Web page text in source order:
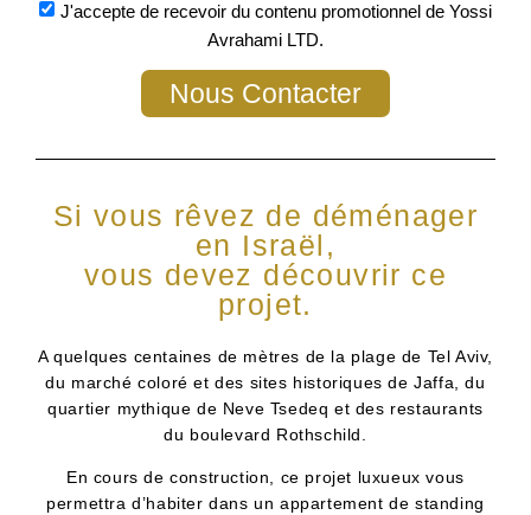
J'accepte de recevoir du contenu promotionnel de Yossi
Avrahami LTD.
Nous Contacter
Si vous rêvez de déménager
en Israël,
vous devez découvrir ce
projet.
A quelques centaines de mètres de la plage de Tel Aviv,
du marché coloré et des sites historiques de Jaffa, du
quartier mythique de Neve Tsedeq et des restaurants
du boulevard Rothschild.
En cours de construction, ce projet luxueux vous
permettra d’habiter dans un appartement de standing